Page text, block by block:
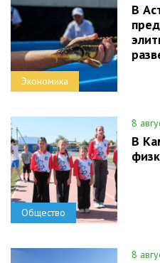
Экономика
В
Общество
8
В
8